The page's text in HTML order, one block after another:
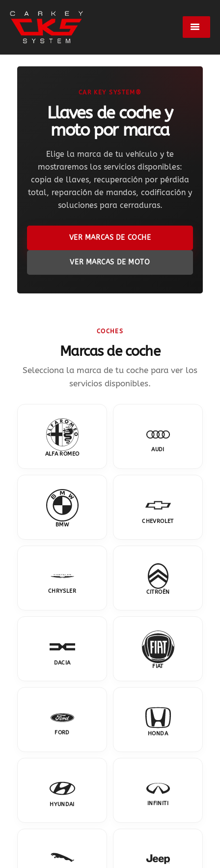
Marcas
Centros
Empresa
Contacto
900 802 604
LLAMA GRATIS
CAR KEY SYSTEM®
Llaves de coche y
moto por marca
Elige la marca de tu vehículo y te
mostraremos los servicios disponibles:
copia de llaves, recuperación por pérdida
total, reparación de mandos, codificación y
soluciones para cerraduras.
VER MARCAS DE COCHE
VER MARCAS DE MOTO
COCHES
Marcas de coche
Selecciona la marca de tu coche para ver los
servicios disponibles.
ALFA ROMEO
AUDI
BMW
CHEVROLET
CHRYSLER CITROËN
DACIA
FIAT
FORD HONDA
HYUNDAI INFINITI